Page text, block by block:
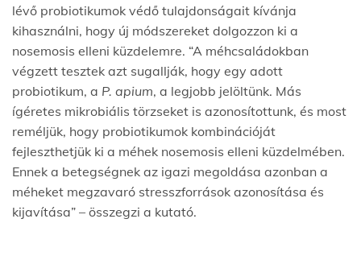
lévő probiotikumok védő tulajdonságait kívánja
kihasználni, hogy új módszereket dolgozzon ki a
nosemosis elleni küzdelemre. “A méhcsaládokban
végzett tesztek azt sugallják, hogy egy adott
probiotikum, a P. apium, a legjobb jelöltünk. Más
ígéretes mikrobiális törzseket is azonosítottunk, és most
reméljük, hogy probiotikumok kombinációját
fejleszthetjük ki a méhek nosemosis elleni küzdelmében.
Ennek a betegségnek az igazi megoldása azonban a
méheket megzavaró stresszforrások azonosítása és
kijavítása” – összegzi a kutató.